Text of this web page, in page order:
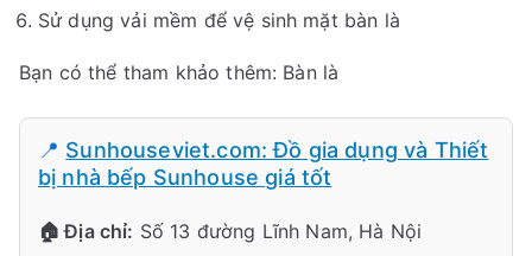
Sử dụng vải mềm để vệ sinh mặt bàn là
Bạn có thể tham khảo thêm: Bàn là
📍 Sunhouseviet.com: Đồ gia dụng và Thiết
bị nhà bếp Sunhouse giá tốt
🏠 Địa chỉ: Số 13 đường Lĩnh Nam, Hà Nội